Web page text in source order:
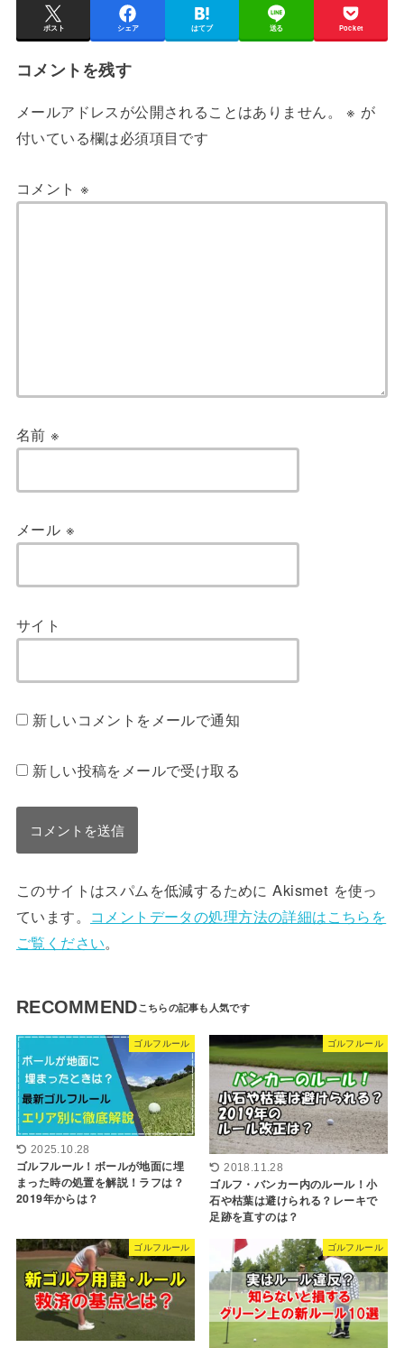
ポスト シェア はてブ 送る Pocket
コメントを残す
メールアドレスが公開されることはありません。 ※ が
付いている欄は必須項目です
コメント ※
名前※
メール ※
サイト
新しいコメントをメールで通知
新しい投稿をメールで受け取る
このサイトはスパムを低減するために Akismet を使っ
ています。 コメントデータの処理方法の詳細はこちらを
ご覧ください。
RECOMMEND
ゴルフルール
2025.10.28
ゴルフルール！ボールが地面に埋
まった時の処置を解説！ラフは？
2019年からは？
ゴルフルール
2018.11.28
ゴルフ・バンカー内のルール！小
石や枯葉は避けられる？レーキで
足跡を直すのは？
ゴルフルール ゴルフルール